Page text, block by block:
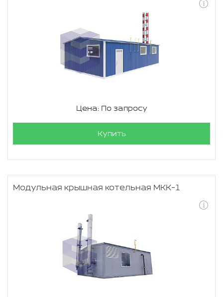
Цена: По запросу
Купить
Модульная крышная котельная МКК-1